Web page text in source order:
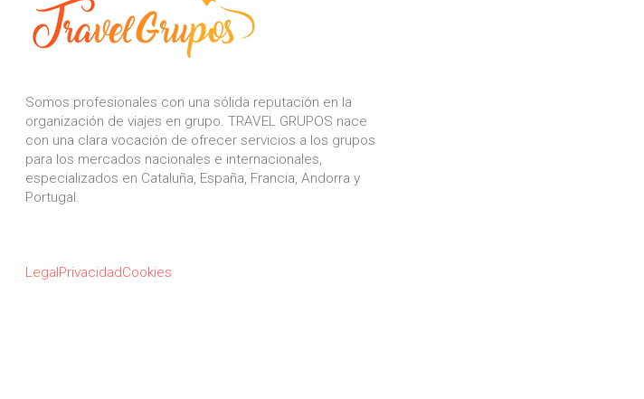
Somos profesionales con una sólida reputación en la
organización de viajes en grupo. TRAVEL GRUPOS nace
con una clara vocación de ofrecer servicios a los grupos
para los mercados nacionales e internacionales,
especializados en Cataluña, España, Francia, Andorra y
Portugal.
LegalPrivacidadCookies